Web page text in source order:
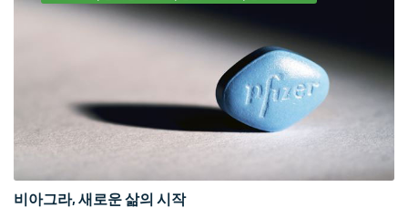
비아그라, 새로운 삶의 시작